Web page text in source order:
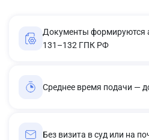
Документы формируются
131–132 ГПК РФ
Среднее время подачи —
Без визита в суд или на